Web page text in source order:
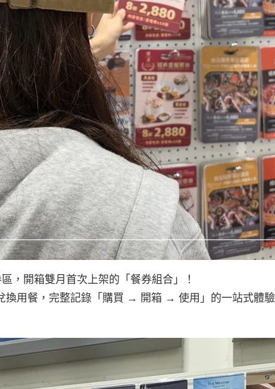
，開箱雙月首次上架的「餐券組合」！
換用餐，完整記錄「購買 → 開箱 → 使用」的一站式體